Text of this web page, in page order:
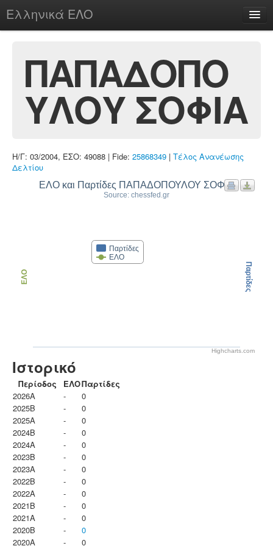
Ελληνικά ΕΛΟ
chesstu.be @ discord
ΠΑΠΑΔΟΠΟ
ΥΛΟΥ ΣΟΦΙΑ
Η/Γ: 03/2004, ΕΣΟ: 49088 | Fide: 25868349 | Τέλος Ανανέωσης
Δελτίου
ΕΛΟ και Παρτίδες ΠΑΠΑΔΟΠΟΥΛΟΥ ΣΟΦΙΑ
Source: chessfed.gr
Παρτίδες
ΕΛΟ
ΕΛΟ Παρτίδες
Highcharts.com
Ιστορικό
Περίοδος ΕΛΟΠαρτίδες
2026A
-
0
2025B
-
0
2025A
-
0
2024B
-
0
2024A
-
0
2023B
-
0
2023Α
-
0
2022B
-
0
2022A
-
0
2021B
-
0
2021A
-
0
2020B
-
0
2020A
- 0